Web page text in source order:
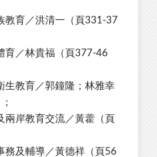
教育／洪清一（頁331-37
育／林貴福（頁377-46
生教育／郭鐘隆；林雅幸
兩岸教育交流／黃藿（頁
務及輔導／黃德祥（頁56